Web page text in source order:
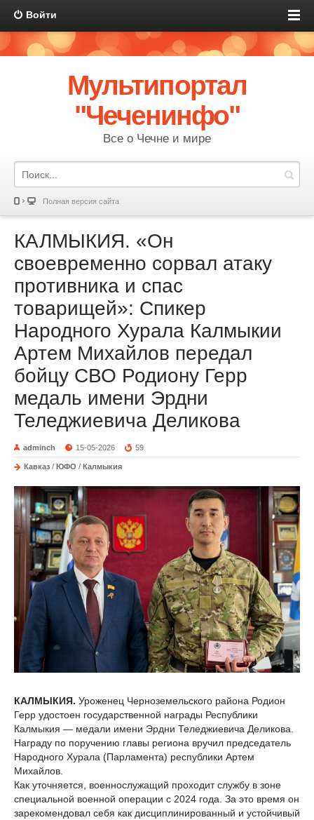
Войти
Мультипортал
"Чеченинфо"
Все о Чечне и мире
Полная версия сайта
КАЛМЫКИЯ. «Он
своевременно сорвал атаку
противника и спас
товарищей»: Спикер
Народного Хурала Калмыкии
Артем Михайлов передал
бойцу СВО Родиону Герр
медаль имени Эрдни
Теледжиевича Деликова
adminch 15-05-2026 59
Кавказ / ЮФО / Калмыкия
КАЛМЫКИЯ. Уроженец Черноземельского района Родион
Герр удостоен государственной награды Республики
Калмыкия — медали имени Эрдни Теледжиевича Деликова.
Награду по поручению главы региона вручил председатель
Народного Хурала (Парламента) республики Артем
Михайлов.
Как уточняется, военнослужащий проходит службу в зоне
специальной военной операции с 2024 года. За это время он
зарекомендовал себя как дисциплинированный и устойчивый